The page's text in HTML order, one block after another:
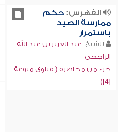
الفهرس:حكم
ممارسة الصيد
باستمرار
للشيخ: عبد العزيز بن عبد الله
الراجحي
جزء من محاضرة ( فتاوى منوعة
[4])